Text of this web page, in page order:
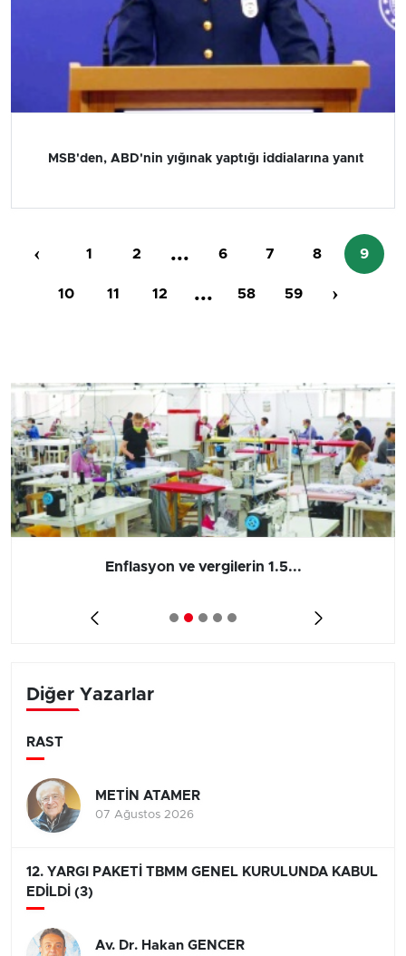
MSB'den, ABD'nin yığınak yaptığı iddialarına yanıt
‹ 1 2 ... 6 7 8 9
10 11 12 ... 58 59 ›
Barış yatırımı, üretimi ve...
Diğer Yazarlar
RAST
METİN ATAMER
07 Ağustos 2026
12. YARGI PAKETİ TBMM GENEL KURULUNDA KABUL
EDİLDİ (3)
Av. Dr. Hakan GENCER